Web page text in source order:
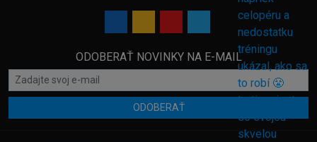
ODOBERAŤ NOVINKY NA E-MAIL
ODOBERAŤ